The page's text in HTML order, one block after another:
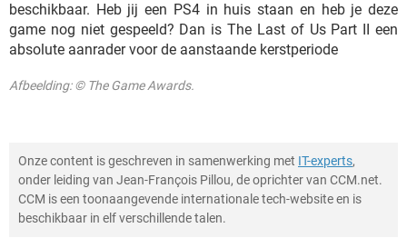
beschikbaar. Heb jij een PS4 in huis staan en heb je deze
game nog niet gespeeld? Dan is The Last of Us Part II een
absolute aanrader voor de aanstaande kerstperiode
Afbeelding: © The Game Awards.
Onze content is geschreven in samenwerking met IT-experts,
onder leiding van Jean-François Pillou, de oprichter van CCM.net.
CCM is een toonaangevende internationale tech-website en is
beschikbaar in elf verschillende talen.